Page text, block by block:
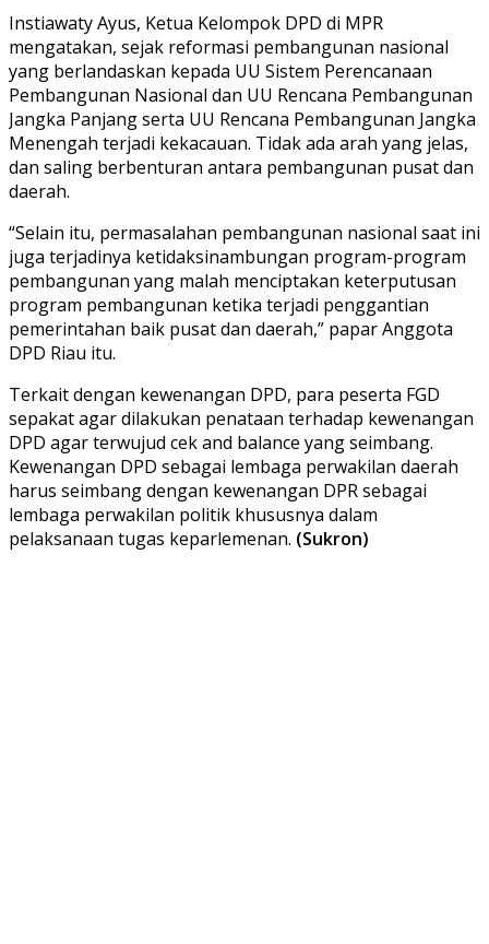
Instiawaty Ayus, Ketua Kelompok DPD di MPR
mengatakan, sejak reformasi pembangunan nasional
yang berlandaskan kepada UU Sistem Perencanaan
Pembangunan Nasional dan UU Rencana Pembangunan
Jangka Panjang serta UU Rencana Pembangunan Jangka
Menengah terjadi kekacauan. Tidak ada arah yang jelas,
dan saling berbenturan antara pembangunan pusat dan
daerah.
“Selain itu, permasalahan pembangunan nasional saat ini
juga terjadinya ketidaksinambungan program-program
pembangunan yang malah menciptakan keterputusan
program pembangunan ketika terjadi penggantian
pemerintahan baik pusat dan daerah,” papar Anggota
DPD Riau itu.
Terkait dengan kewenangan DPD, para peserta FGD
sepakat agar dilakukan penataan terhadap kewenangan
DPD agar terwujud cek and balance yang seimbang.
Kewenangan DPD sebagai lembaga perwakilan daerah
harus seimbang dengan kewenangan DPR sebagai
lembaga perwakilan politik khususnya dalam
pelaksanaan tugas keparlemenan. (Sukron)